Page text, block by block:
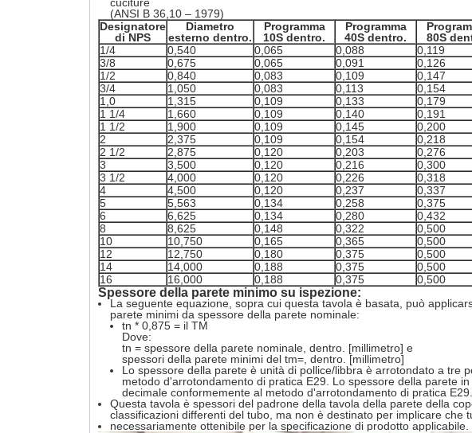
(ANSI B 36,10 – 1979)
Designatore
di NPS
Diametro
esterno dentro.
Programma
10S dentro.
Programma
40S dentro.
80S
1/4
0,540 0,065 0,088
0,119
3/8
0,675 0,065 0,091
0,126
1/2
0,840 0,083 0,109 0,147
3/4
1,050 0,083 0,113 0,154
1,0
1,315 0,109 0,133 0,179
1 1/4
1,660 0,109 0,140 0,191
1 1/2
1,900 0,109 0,145 0,200
2
2,375 0,109 0,154 0,218
2 1/2
2,875 0,120 0,203 0,276
3
3,500 0,120 0,216 0,300
3 1/2
4,000 0,120 0,226 0,318
4
4,500 0,120 0,237 0,337
5
5,563 0,134 0,258 0,375
6
6,625 0,134 0,280 0,432
8
8,625 0,148 0,322 0,500
10
10,750 0,165 0,365 0,500
12
12,750 0,180 0,375 0,500
14
14,000 0,188 0,375 0,500
16
16,000 0,188 0,375 0,500
Spessore della parete minimo su ispezione:
La seguente equazione, sopra cui questa tavola è basata, può
parete minimi da spessore della parete nominale:
tn * 0,875 = il TM
Dove:
tn = spessore della parete nominale, dentro. [millimetro] e
spessori della parete minimi del tm=, dentro. [millimetro]
Lo spessore della parete è unità di pollice/libbra è arrotondato a tre
metodo d'arrotondamento di pratica E29. Lo spessore della parete
decimale conformemente al metodo d'arrotondamento di pratica E29.
Questa tavola è spessori del padrone della tavola della parete della
classificazioni differenti del tubo, ma non è destinato per implicare che
necessariamente ottenibile per la specificazione di prodotto applicabile.